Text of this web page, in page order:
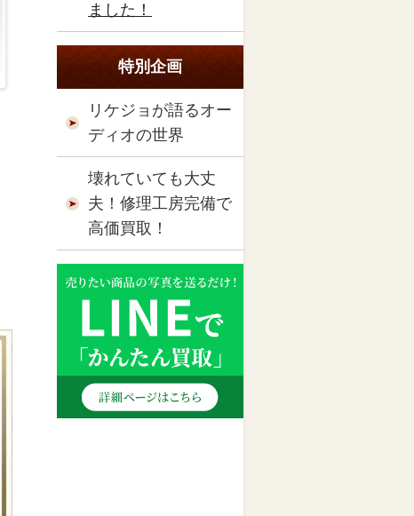
ました！
特別企画
リケジョが語るオー
ディオの世界
壊れていても大丈
夫！修理工房完備で
高価買取！